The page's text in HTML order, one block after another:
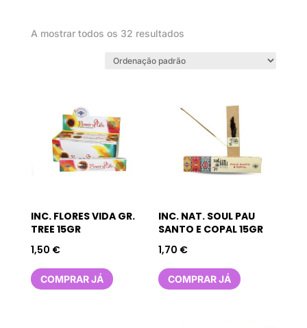
A mostrar todos os 32 resultados
INC. FLORES VIDA GR.
TREE 15GR
1,50 €
COMPRAR JÁ
INC. NAT. SOUL PAU
SANTO E COPAL 15GR
1,70 €
COMPRAR JÁ